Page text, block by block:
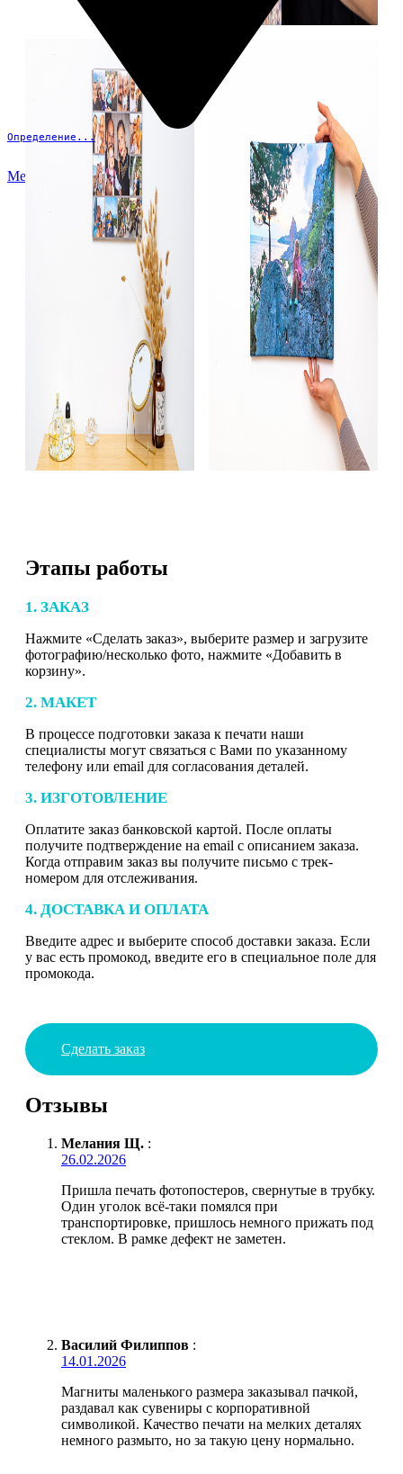
Определение...
Меню
Этапы работы
1. ЗАКАЗ
Нажмите «Сделать заказ», выберите размер и загрузите
фотографию/несколько фото, нажмите «Добавить в
корзину».
2. МАКЕТ
В процессе подготовки заказа к печати наши
специалисты могут связаться с Вами по указанному
телефону или email для согласования деталей.
3. ИЗГОТОВЛЕНИЕ
Оплатите заказ банковской картой. После оплаты
получите подтверждение на email с описанием заказа.
Когда отправим заказ вы получите письмо с трек-
номером для отслеживания.
4. ДОСТАВКА И ОПЛАТА
Введите адрес и выберите способ доставки заказа. Если
у вас есть промокод, введите его в специальное поле для
промокода.
Сделать заказ
Отзывы
Мелания Щ. :
26.02.2026
Пришла печать фотопостеров, свернутые в трубку.
Один уголок всё-таки помялся при
транспортировке, пришлось немного прижать под
стеклом. В рамке дефект не заметен.
Василий Филиппов :
14.01.2026
Магниты маленького размера заказывал пачкой,
раздавал как сувениры с корпоративной
символикой. Качество печати на мелких деталях
немного размыто, но за такую цену нормально.